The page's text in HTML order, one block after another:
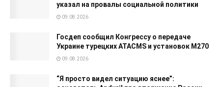
указал на провалы социальной политики
09.08.2026
Госдеп сообщил Конгрессу о передаче
Украине турецких ATACMS и установок M270
09.08.2026
“Я просто видел ситуацию яснее”: